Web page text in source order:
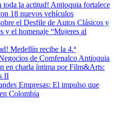
toda la actitud! Antioquia fortalece
18 nuevos vehículos
el Desfile de Autos Clásicos y
y el homenaje “Mujeres al
Medellín recibe la 4.ª
de Comfenalco Antioquia
en charla íntima por Film&Arts:
II
Empresas: El impulso que
Colombia